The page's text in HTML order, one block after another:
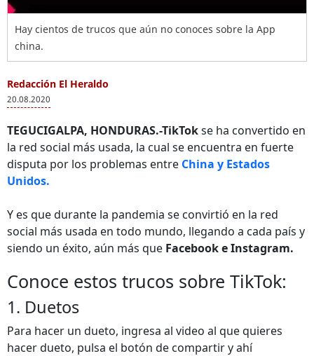
Hay cientos de trucos que aún no conoces sobre la App
china.
Redacción El Heraldo
20.08.2020
TEGUCIGALPA, HONDURAS.-TikTokse ha convertido en
la red social más usada, la cual se encuentra en fuerte
disputa por los problemas entre China y Estados
Unidos.
Y es que durante la pandemia se convirtió en la red
social más usada en todo mundo, llegando a cada país y
siendo un éxito, aún más que Facebook e Instagram.
Conoce estos trucos sobre TikTok:
1. Duetos
Para hacer un dueto, ingresa al video al que quieres
hacer dueto, pulsa el botón de compartir y ahí